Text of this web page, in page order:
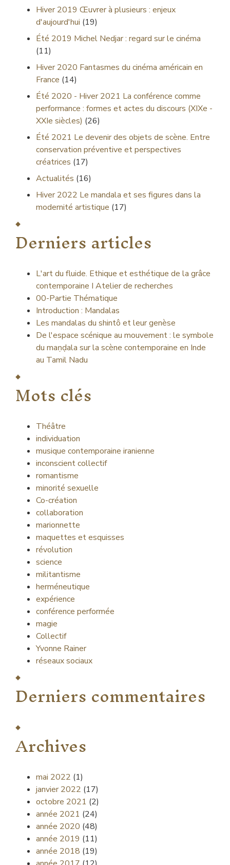
Hiver 2019 Œuvrer à plusieurs : enjeux
d'aujourd'hui (19)
Été 2019 Michel Nedjar : regard sur le cinéma
(11)
Hiver 2020 Fantasmes du cinéma américain en
France (14)
Été 2020 - Hiver 2021 La conférence comme
performance : formes et actes du discours (XIXe -
XXIe siècles) (26)
Été 2021 Le devenir des objets de scène. Entre
conservation préventive et perspectives
créatrices (17)
Actualités (16)
Hiver 2022 Le mandala et ses figures dans la
modernité artistique (17)
Derniers articles
L'art du fluide. Ethique et esthétique de la grâce
contemporaine I Atelier de recherches
00-Partie Thématique
Introduction : Mandalas
Les mandalas du shintô et leur genèse
De l'espace scénique au mouvement : le symbole
du maṇḍala sur la scène contemporaine en Inde
au Tamil Nadu
Mots clés
Théâtre
individuation
musique contemporaine iranienne
inconscient collectif
romantisme
minorité sexuelle
Co-création
collaboration
marionnette
maquettes et esquisses
révolution
science
militantisme
herméneutique
expérience
conférence performée
magie
Collectif
Yvonne Rainer
réseaux sociaux
Derniers commentaires
Archives
mai 2022 (1)
janvier 2022 (17)
octobre 2021 (2)
année 2021 (24)
année 2020 (48)
année 2019 (11)
année 2018 (19)